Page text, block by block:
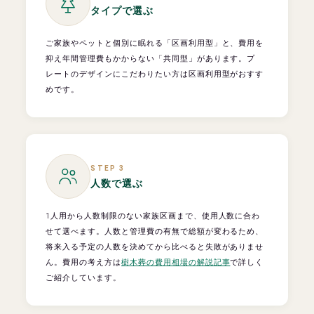
タイプで選ぶ
ご家族やペットと個別に眠れる「区画利用型」と、費用を
抑え年間管理費もかからない「共同型」があります。プ
レートのデザインにこだわりたい方は区画利用型がおすす
めです。
STEP 3
人数で選ぶ
1人用から人数制限のない家族区画まで、使用人数に合わ
せて選べます。人数と管理費の有無で総額が変わるため、
将来入る予定の人数を決めてから比べると失敗がありませ
ん。費用の考え方は樹木葬の費用相場の解説記事で詳しく
ご紹介しています。